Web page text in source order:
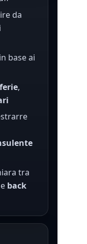
da
base ai
ferie,
tra
e back